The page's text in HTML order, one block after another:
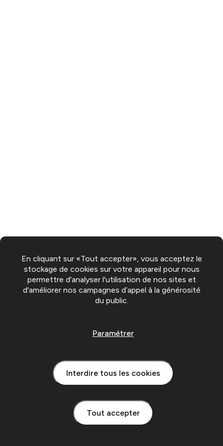
En cliquant sur «Tout accepter», vous acceptez le
stockage de cookies sur votre appareil pour nous
permettre d'analyser l'utilisation de nos sites et
d'améliorer nos campagnes d’appel à la générosité
du public.
Tout accepter
Interdire tous les cookies
Paramétrer